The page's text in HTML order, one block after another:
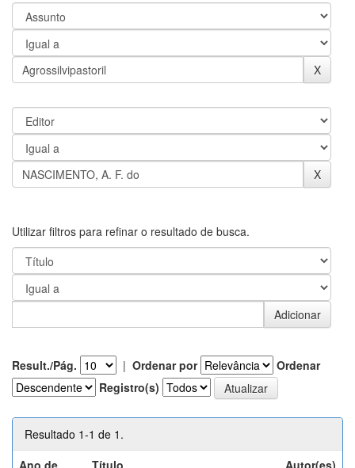
Utilizar filtros para refinar o resultado de busca.
Result./Pág. | Ordenar por
Ordenar
Registro(s)
Resultado 1-1 de 1.
Ano de
Título Autor(es)